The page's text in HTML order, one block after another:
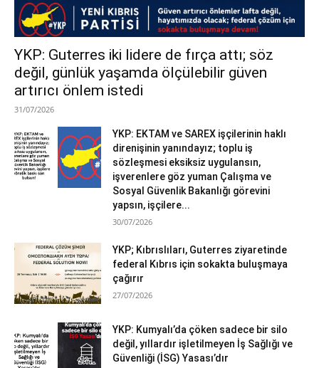
YKP: Guterres iki lidere de fırça attı; söz
değil, günlük yaşamda ölçülebilir güven
artırıcı önlem istedi
31/07/2026
YKP: EKTAM ve SAREX işçilerinin haklı
direnişinin yanındayız; toplu iş
sözleşmesi eksiksiz uygulansın,
işverenlere göz yuman Çalışma ve
Sosyal Güvenlik Bakanlığı görevini
yapsın, işçilere...
30/07/2026
YKP; Kıbrıslıları, Guterres ziyaretinde
federal Kıbrıs için sokakta buluşmaya
çağırır
27/07/2026
YKP: Kumyalı’da çöken sadece bir silo
değil, yıllardır işletilmeyen İş Sağlığı ve
Güvenliği (İSG) Yasası’dır